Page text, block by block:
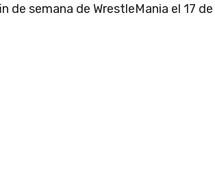
de semana de WrestleMania el 17